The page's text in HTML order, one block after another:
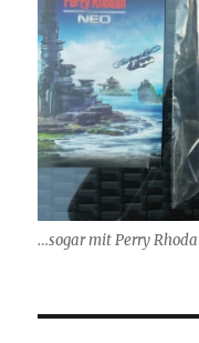
…sogar mit Perry